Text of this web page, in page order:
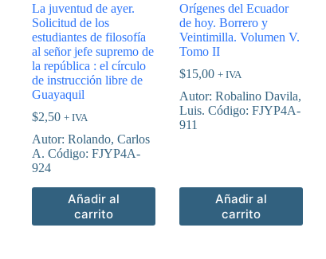
La juventud de ayer.
Solicitud de los
estudiantes de filosofía
al señor jefe supremo de
la república : el círculo
de instrucción libre de
Guayaquil
$2,50 + IVA
Autor: Rolando, Carlos
A. Código: FJYP4A-
924
Añadir al
carrito
Orígenes del Ecuador
de hoy. Borrero y
Veintimilla. Volumen V.
Tomo II
$15,00 + IVA
Autor: Robalino Davila,
Luis. Código: FJYP4A-
911
Añadir al
carrito